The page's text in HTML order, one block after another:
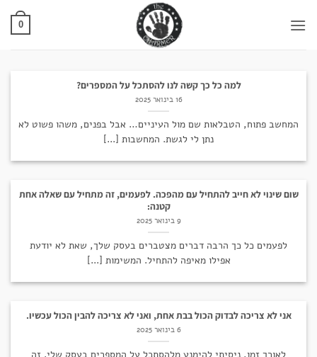
0
למה כל כך קשה לנו להסתכל על המספרים?
16 בינואר 2025
המחשב פתוח, הטבלאות שם מול העיניים… אבל בפנים, משהו פשוט לא
נתן לי לגשת. המחשבות [...]
שום שינוי לא חייב להתחיל עם מהפכה. לפעמים, זה מתחיל עם שאלה אחת
קטנה:
9 בינואר 2025
לפעמים כל כך הרבה דברים מצטברים בעסק שלך, שאת לא יודעת
אפילו מאיפה להתחיל. המשימות [...]
אני לא צריכה לבדוק הכול בבת אחת, ואני לא צריכה להבין הכול עכשיו.
6 בינואר 2025
לאורך זמן, ניסיתי להימנע מלהסתכל על המספרים בעסק שלי. זה